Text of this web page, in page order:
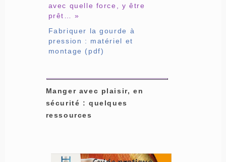
avec quelle force, y être
prêt… »
Fabriquer la gourde à
pression : matériel et
montage (pdf)
Manger avec plaisir, en
sécurité : quelques
ressources